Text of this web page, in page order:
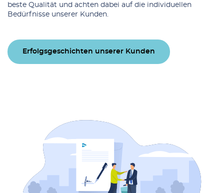
beste Qualität und achten dabei auf die individuellen
Bedürfnisse unserer Kunden.
Erfolgsgeschichten unserer Kunden